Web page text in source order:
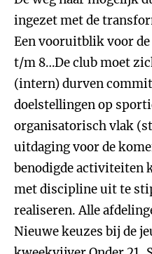
ingezet met de
Een vooruitblik voor
t/m 8…De club moet
(intern) durven
doelstellingen op
organisatorisch vlak
uitdaging voor de
benodigde activiteiten
met discipline uit te
realiseren. Alle
Nieuwe keuzes bij de